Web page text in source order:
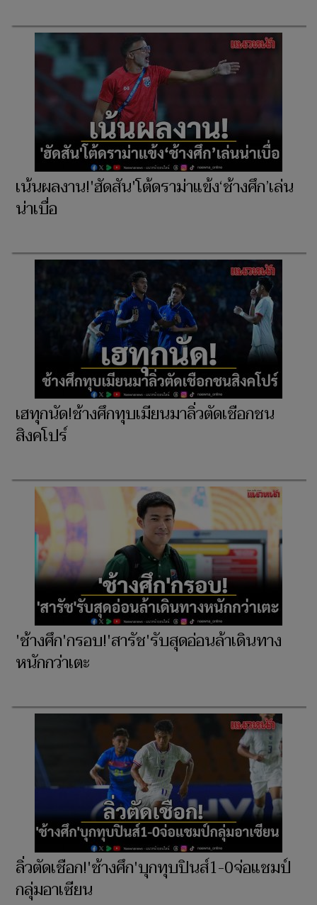
เน้นผลงาน!'ฮัดสัน'โต้ดราม่าแข้ง‘ช้างศึก’เล่น
น่าเบื่อ
เฮทุกนัด!ช้างศึกทุบเมียนมาลิ่วตัดเชือกชน
สิงคโปร์
'ช้างศึก'กรอบ!'สารัช'รับสุดอ่อนล้าเดินทาง
หนักกว่าเตะ
ลิ่วตัดเชือก!'ช้างศึก'บุกทุบปินส์1-0จ่อแชมป์
กลุ่มอาเซียน